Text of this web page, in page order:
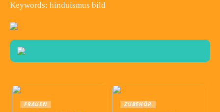
Keywords: hinduismus bild
FRAUEN ZUBEHÖR